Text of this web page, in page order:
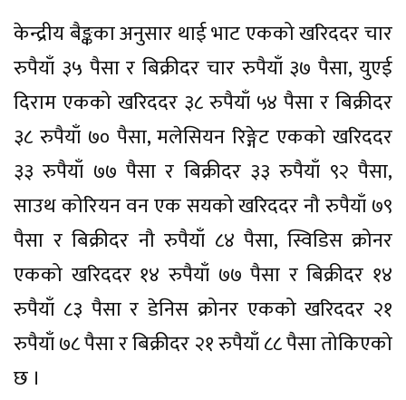
केन्द्रीय बैङ्कका अनुसार थाई भाट एकको खरिददर चार
रुपैयाँ ३५ पैसा र बिक्रीदर चार रुपैयाँ ३७ पैसा, युएई
दिराम एकको खरिददर ३८ रुपैयाँ ५४ पैसा र बिक्रीदर
३८ रुपैयाँ ७० पैसा, मलेसियन रिङ्गेट एकको खरिददर
३३ रुपैयाँ ७७ पैसा र बिक्रीदर ३३ रुपैयाँ ९२ पैसा,
साउथ कोरियन वन एक सयको खरिददर नौ रुपैयाँ ७९
पैसा र बिक्रीदर नौ रुपैयाँ ८४ पैसा, स्विडिस क्रोनर
एकको खरिददर १४ रुपैयाँ ७७ पैसा र बिक्रीदर १४
रुपैयाँ ८३ पैसा र डेनिस क्रोनर एकको खरिददर २१
रुपैयाँ ७८ पैसा र बिक्रीदर २१ रुपैयाँ ८८ पैसा तोकिएको
छ ।